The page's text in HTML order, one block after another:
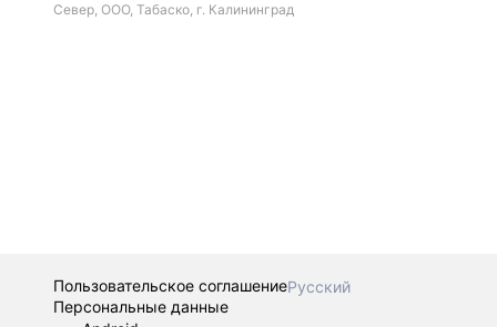
Север, ООО, Табаско, г. Калининград
Пользовательское соглашениеРусский
Персональные данные